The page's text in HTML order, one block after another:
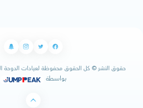
حقوق النشر © كل الحقوق محفوظة لعيادات الدوحة
بواسطة